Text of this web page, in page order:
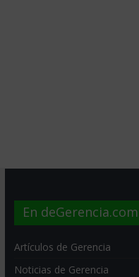
En deGerencia.com
Artículos de Gerencia
Noticias de Gerencia